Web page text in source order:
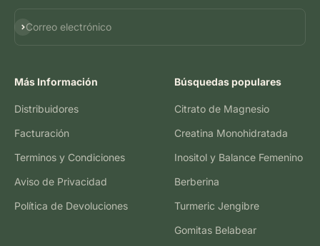
Correo electrónico
Suscribirse
Más Información
Distribuidores
Facturación
Terminos y Condiciones
Aviso de Privacidad
Política de Devoluciones
Búsquedas populares
Citrato de Magnesio
Creatina Monohidratada
Inositol y Balance Femenino
Berberina
Turmeric Jengibre
Gomitas Belabear